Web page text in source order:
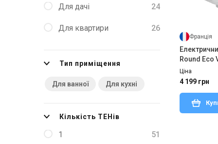
Для дачі 24
Для квартири 26
Тип приміщення
Для ванної Для кухні
Кількість ТЕНів
1 51
Франція
Round Eco
NEW
Ціна
4 199 грн